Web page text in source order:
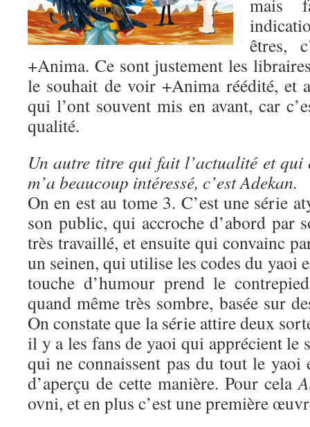
mais
êtres,
+Anima. Ce sont justement les
le souhait de voir +Anima réédité, et
qui l’ont souvent mis en avant, car
qualité.
Un autre titre qui fait l’actualité et
m’a beaucoup intéressé, c’est Adekan.
On en est au tome 3. C’est une série
son public, qui accroche d’abord par
très travaillé, et ensuite qui convainc
un seinen, qui utilise les codes du yaoi
touche d’humour prend le
quand même très sombre, basée sur
On constate que la série attire deux
il y a les fans de yaoi qui apprécient le
qui ne connaissent pas du tout le
d’aperçu de cette manière. Pour cela
ovni, et en plus c’est une première